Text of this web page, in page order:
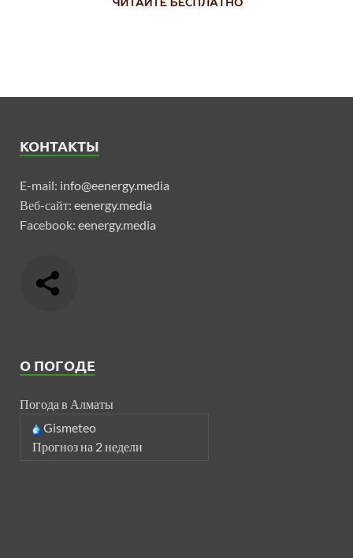
КОНТАКТЫ
E-mail: info@eenergy.media
Веб-сайт: eenergy.media
Facebook: eenergy.media
О ПОГОДЕ
Погода в Алматы
Gismeteo
Прогноз на 2 недели